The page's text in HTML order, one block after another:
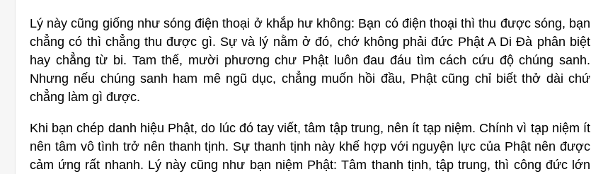
Lý này cũng giống như sóng điện thoại ở khắp hư không: Bạn có điện thoại thì thu được sóng, bạn
chẳng có thì chẳng thu được gì. Sự và lý nằm ở đó, chớ không phải đức Phật A Di Đà phân biệt
hay chẳng từ bi. Tam thế, mười phương chư Phật luôn đau đáu tìm cách cứu độ chúng sanh.
Nhưng nếu chúng sanh ham mê ngũ dục, chẳng muốn hồi đầu, Phật cũng chỉ biết thở dài chứ
chẳng làm gì được.
Khi bạn chép danh hiệu Phật, do lúc đó tay viết, tâm tập trung, nên ít tạp niệm. Chính vì tạp niệm ít
nên tâm vô tình trở nên thanh tịnh. Sự thanh tịnh này khế hợp với nguyện lực của Phật nên được
cảm ứng rất nhanh. Lý này cũng như bạn niệm Phật: Tâm thanh tịnh, tập trung, thì công đức lớn